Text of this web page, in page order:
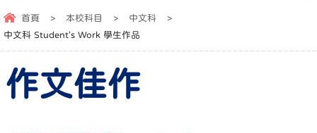
首頁 > 本校科目 > 中文科
>
中文科 Student's Work 學生作品
作文佳作